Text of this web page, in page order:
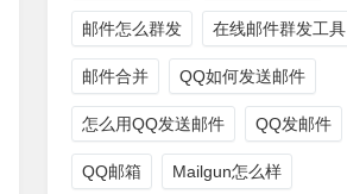
邮件怎么群发 在线邮件群发工具
邮件合并 QQ如何发送邮件
怎么用QQ发送邮件 QQ发邮件
QQ邮箱 Mailgun怎么样